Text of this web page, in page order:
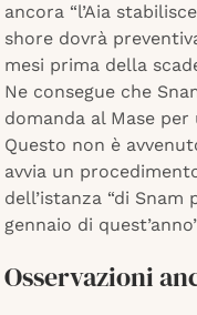
ancora “l’Aia
shore dovrà
mesi prima della
Ne consegue che
domanda al Mase
Questo non è
avvia un
dell’istanza “di Snam
gennaio di
Osservazioni